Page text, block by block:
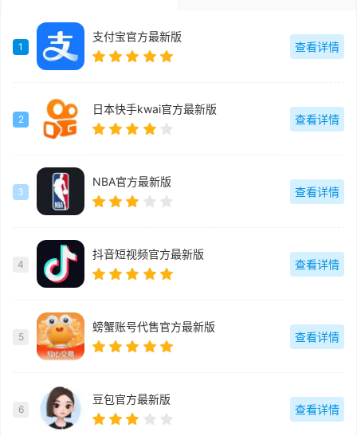
1
支付宝官方最新版
查看详情
2
日本快手kwai官方最新版
查看详情
3
NBA官方最新版
查看详情
4
抖音短视频官方最新版
查看详情
5
螃蟹账号代售官方最新版
查看详情
6
豆包官方最新版
查看详情